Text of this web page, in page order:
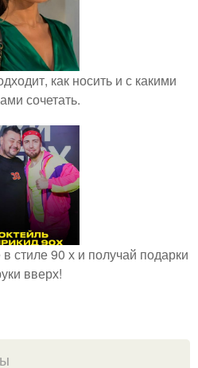
как носить и с какими
сочетать.
стиле 90 х и получай подарки
вверх!